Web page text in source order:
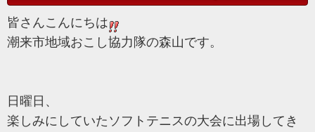
皆さんこんにちは
潮来市地域おこし協力隊の森山です。
日曜日、
楽しみにしていたソフトテニスの大会に出場してき